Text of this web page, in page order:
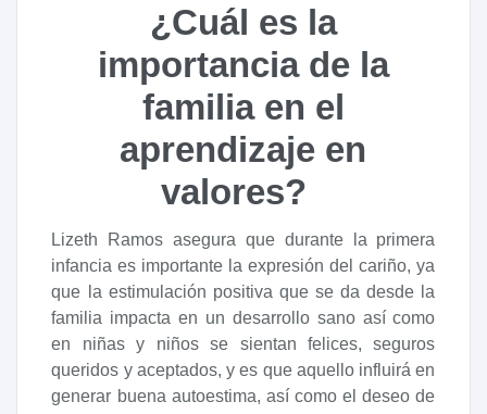
¿Cuál es la
importancia de la
familia en el
aprendizaje en
valores?
Lizeth Ramos asegura que durante la primera
infancia es importante la expresión del cariño, ya
que la estimulación positiva que se da desde la
familia impacta en un desarrollo sano así como
en niñas y niños se sientan felices, seguros
queridos y aceptados, y es que aquello influirá en
generar buena autoestima, así como el deseo de